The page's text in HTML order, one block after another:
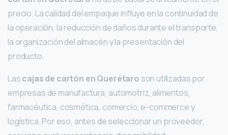
precio. La calidad del empaque influye en la continuidad de
la operación, la reducción de daños durante el transporte,
la organización del almacén y la presentación del
producto.
Lascajas de cartón en Querétaro son utilizadas por
empresas de manufactura, automotriz, alimentos,
farmacéutica, cosmética, comercio, e-commerce y
logística. Por eso, antes de seleccionar un proveedor,